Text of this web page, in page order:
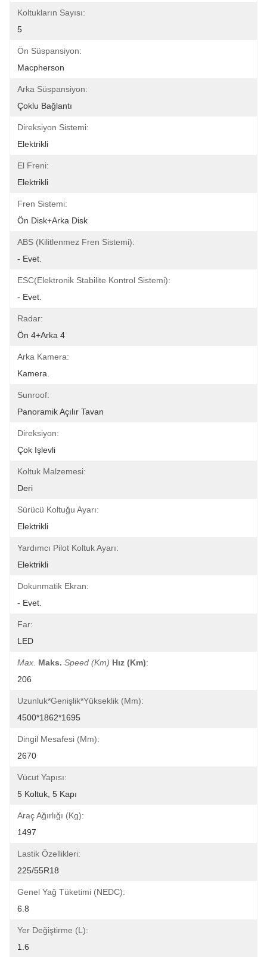
Koltukların Sayısı:
5
Ön Süspansiyon:
Macpherson
Arka Süspansiyon:
Çoklu Bağlantı
Direksiyon Sistemi:
Elektrikli
El Freni:
Elektrikli
Fren Sistemi:
Ön Disk+Arka Disk
ABS (Kilitlenmez Fren Sistemi):
- Evet.
ESC(Elektronik Stabilite Kontrol Sistemi):
- Evet.
Radar:
Ön 4+Arka 4
Arka Kamera:
Kamera.
Sunroof:
Panoramik Açılır Tavan
Direksiyon:
Çok Işlevli
Koltuk Malzemesi:
Deri
Sürücü Koltuğu Ayarı:
Elektrikli
Yardımcı Pilot Koltuk Ayarı:
Elektrikli
Dokunmatik Ekran:
- Evet.
Far:
LED
Max. Maks. Speed (km) Hız (km):
206
Uzunluk*Genişlik*Yükseklik (mm):
4500*1862*1695
Dingil Mesafesi (mm):
2670
Vücut Yapısı:
5 Koltuk, 5 Kapı
Araç Ağırlığı (kg):
1497
Lastik Özellikleri:
225/55R18
Genel Yağ Tüketimi (NEDC):
6.8
Yer Değiştirme (L):
1.6